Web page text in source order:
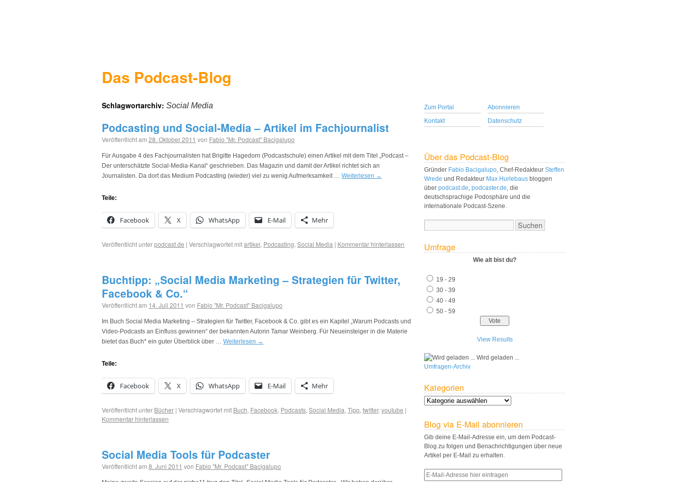
Das Podcast-Blog
Schlagwortarchiv: Social Media
Podcasting und Social-Media – Artikel im Fachjournalist
Veröffentlicht am 28. Oktober 2011 von Fabio "Mr. Podcast" Bacigalupo
Für Ausgabe 4 des Fachjournalisten hat Brigitte Hagedorn (Podcastschule) einen Artikel mit dem Titel „Podcast –
Der unterschätzte Social-Media-Kanal“ geschrieben. Das Magazin und damit der Artikel richtet sich an
Journalisten. Da dort das Medium Podcasting (wieder) viel zu wenig Aufmerksamkeit … Weiterlesen →
Teile:
Facebook X WhatsApp E-Mail Mehr
Veröffentlicht unterpodcast.de | Verschlagwortet mitartikel, Podcasting, Social Media | Kommentar hinterlassen
Buchtipp: „Social Media Marketing – Strategien für Twitter,
Facebook & Co.“
Veröffentlicht am 14. Juli 2011 von Fabio "Mr. Podcast" Bacigalupo
Im Buch Social Media Marketing – Strategien für Twitter, Facebook & Co. gibt es ein Kapitel „Warum Podcasts und
Video-Podcasts an Einfluss gewinnen“ der bekannten Autorin Tamar Weinberg. Für Neueinsteiger in die Materie
bietet das Buch* ein guter Überblick über … Weiterlesen →
Teile:
Facebook X WhatsApp E-Mail Mehr
Veröffentlicht unter Bücher | Verschlagwortet mit Buch, Facebook, Podcasts, Social Media, Tipp, twitter, youtube |
Kommentar hinterlassen
Social Media Tools für Podcaster
Veröffentlicht am 8. Juni 2011 von Fabio "Mr. Podcast" Bacigalupo
Zum Portal
Abonnieren
Kontakt
Datenschutz
Über das Podcast-Blog
Gründer Fabio Bacigalupo, Chef-Redakteur Steffen
Wrede und Redakteur Max Hurlebaus bloggen
über podcast.de, podcaster.de, die
deutschsprachige Podosphäre und die
internationale Podcast-Szene.
Umfrage
Wie alt bist du?
19 - 29
30 - 39
40 - 49
50 - 59
View Results
Wird geladen ...
Umfragen-Archiv
Kategorien
Blog via E-Mail abonnieren
Gib deine E-Mail-Adresse ein, um dem Podcast-
Blog zu folgen und Benachrichtigungen über neue
Artikel per E-Mail zu erhalten.